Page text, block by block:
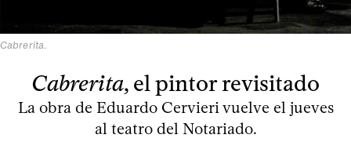
Cabrerita.
Cabrerita, el pintor revisitado
La obra de Eduardo Cervieri vuelve el jueves
al teatro del Notariado.